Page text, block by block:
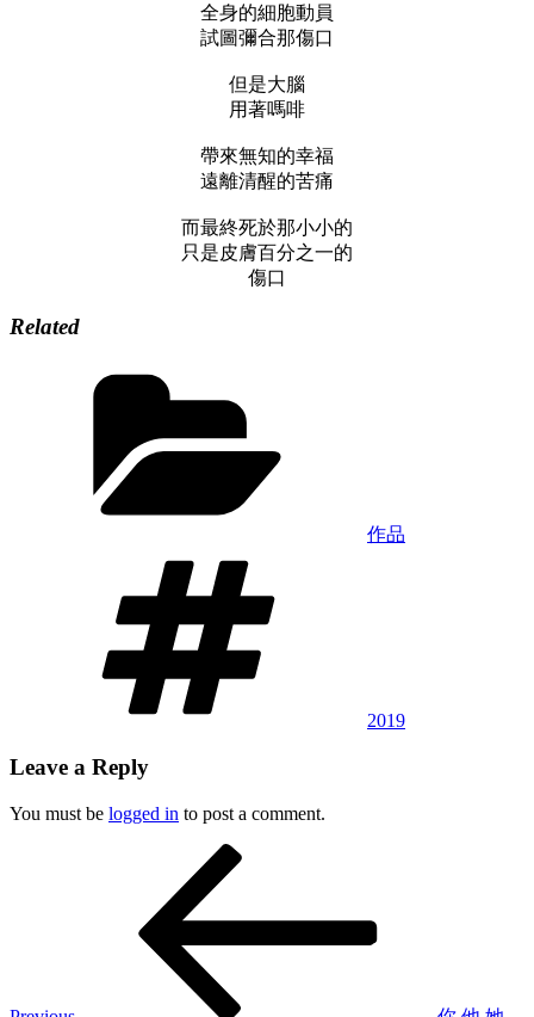
全身的細胞動員
試圖彌合那傷口
但是大腦
用著嗎啡
帶來無知的幸福
遠離清醒的苦痛
而最終死於那小小的
只是皮膚百分之一的
傷口
Related
作品
2019
Leave a Reply
You must be logged in to post a comment.